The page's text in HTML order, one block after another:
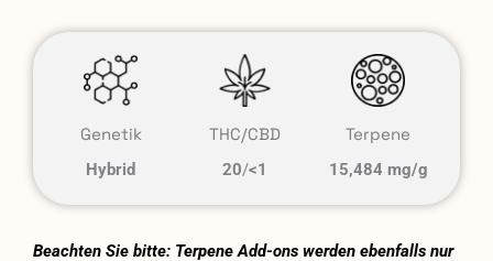
Genetik
Hybrid
THC/CBD
20/<1
Terpene
15,484 mg/g
Beachten Sie bitte: Terpene Add-ons werden ebenfalls nur